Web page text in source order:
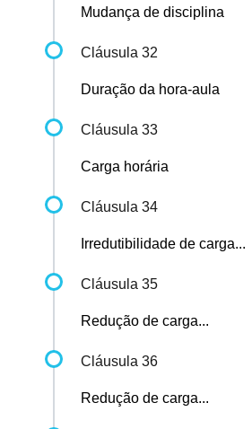
Mudança de disciplina
Cláusula 32
Duração da hora-aula
Cláusula 33
Carga horária
Cláusula 34
Irredutibilidade de carga...
Cláusula 35
Redução de carga...
Cláusula 36
Redução de carga...